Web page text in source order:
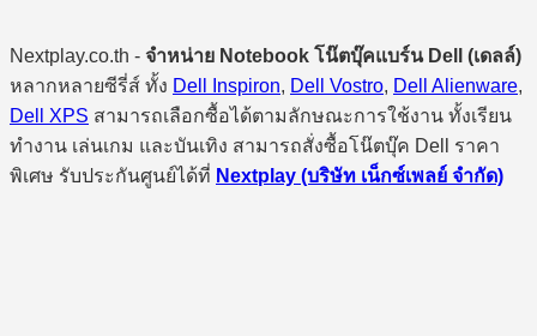
Nextplay.co.th - จำหน่าย Notebook โน๊ตบุ๊คแบร์น Dell (เดลล์)
หลากหลายซีรี่ส์ ทั้ง Dell Inspiron, Dell Vostro, Dell Alienware,
Dell XPS สามารถเลือกซื้อได้ตามลักษณะการใช้งาน ทั้งเรียน
ทำงาน เล่นเกม และบันเทิง สามารถสั่งซื้อโน๊ตบุ๊ค Dell ราคา
พิเศษ รับประกันศูนย์ได้ที่ Nextplay (บริษัท เน็กซ์เพลย์ จำกัด)